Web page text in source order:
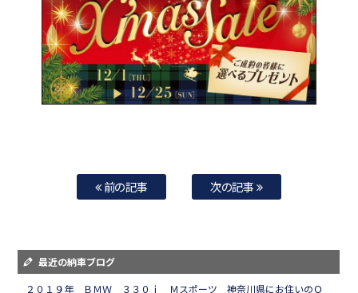
前の記事 次の記事
最近の納車ブログ
２０１９年 ＢＭＷ ３３０ｉ Ｍスポーツ 神奈川県にお住いのＯ